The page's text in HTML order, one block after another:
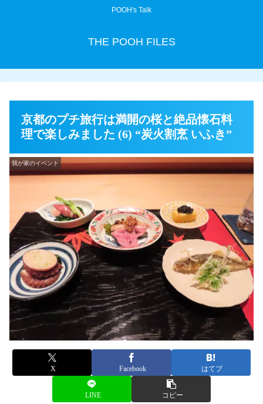
POOH's Talk
THE POOH FILES
京都のプチ旅行は満開の桜と絶品懐石料
理で楽しみました (6) “炭火割烹 いふき”
我が家のイベント
X Facebook はてブ
LINE コピー